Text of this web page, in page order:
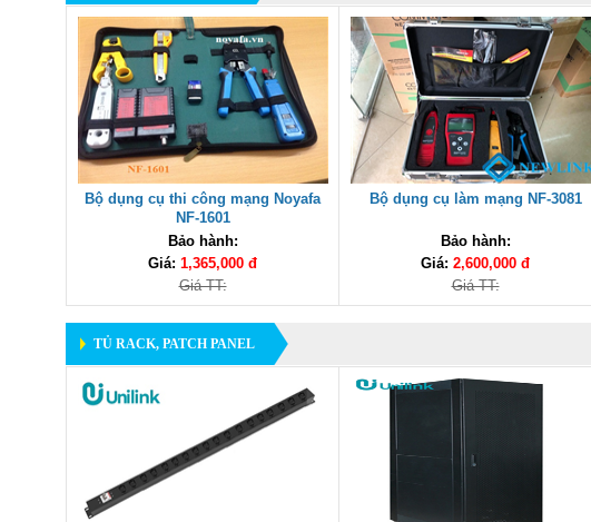
Bộ dụng cụ thi công mạng Noyafa
NF-1601
Bảo hành:
Giá: 1,365,000 đ
Giá TT:
Bộ dụng cụ làm mạng NF-3081
Bảo hành:
Giá: 2,600,000 đ
Giá TT:
TỦ RACK, PATCH PANEL